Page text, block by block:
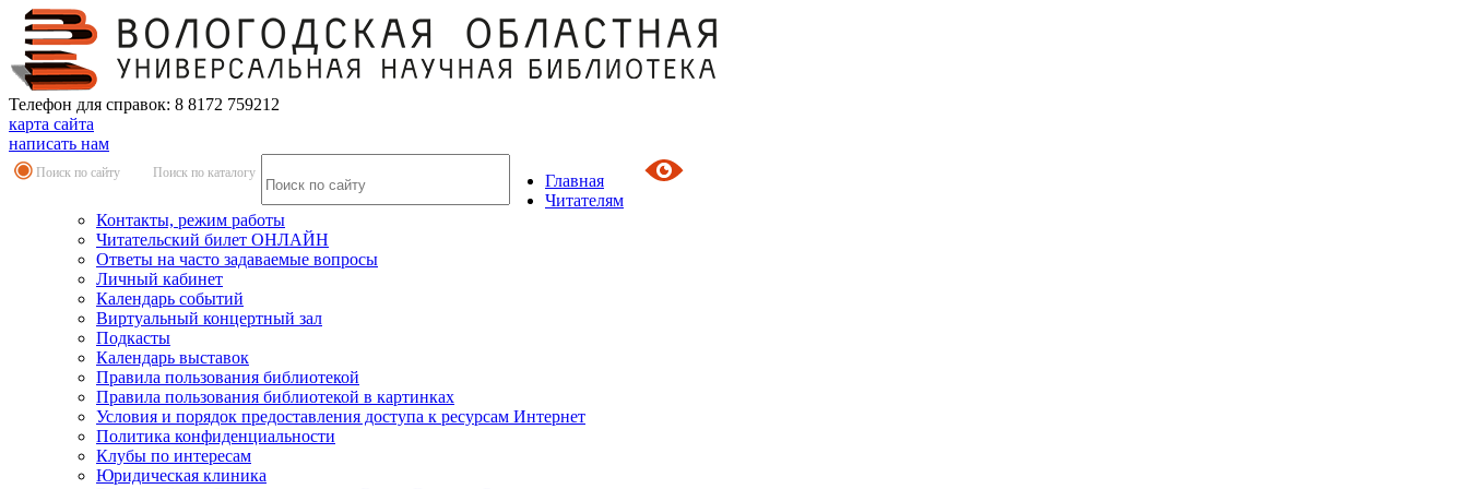
Телефон для справок: 8 8172 759212
карта сайта
написать нам
Поиск по сайту Поиск по каталогу
Главная
Читателям
Контакты, режим работы
Читательский билет ОНЛАЙН
Ответы на часто задаваемые вопросы
Личный кабинет
Календарь событий
Виртуальный концертный зал
Подкасты
Календарь выставок
Правила пользования библиотекой
Правила пользования библиотекой в картинках
Условия и порядок предоставления доступа к ресурсам Интернет
Политика конфиденциальности
Клубы по интересам
Юридическая клиника